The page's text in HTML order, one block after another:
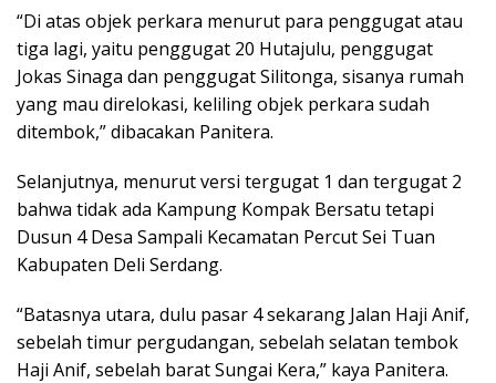
“Di atas objek perkara menurut para penggugat atau
tiga lagi, yaitu penggugat 20 Hutajulu, penggugat
Jokas Sinaga dan penggugat Silitonga, sisanya rumah
yang mau direlokasi, keliling objek perkara sudah
ditembok,” dibacakan Panitera.
Selanjutnya, menurut versi tergugat 1 dan tergugat 2
bahwa tidak ada Kampung Kompak Bersatu tetapi
Dusun 4 Desa Sampali Kecamatan Percut Sei Tuan
Kabupaten Deli Serdang.
“Batasnya utara, dulu pasar 4 sekarang Jalan Haji Anif,
sebelah timur pergudangan, sebelah selatan tembok
Haji Anif, sebelah barat Sungai Kera,” kaya Panitera.